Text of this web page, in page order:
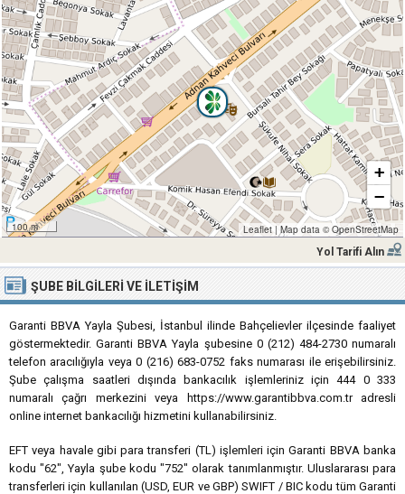
100 m
+
−
Leaflet | Map data ©OpenStreetMap
Yol Tarifi Alın
ŞUBE BILGILERI VE İLETIŞIM
Garanti BBVA Yayla Şubesi, İstanbul ilinde Bahçelievler ilçesinde faaliyet
göstermektedir. Garanti BBVA Yayla şubesine 0 (212) 484-2730 numaralı
telefon aracılığıyla veya 0 (216) 683-0752 faks numarası ile erişebilirsiniz.
Şube çalışma saatleri dışında bankacılık işlemleriniz için 444 0 333
numaralı çağrı merkezini veya https://www.garantibbva.com.tr adresli
online internet bankacılığı hizmetini kullanabilirsiniz.
EFT veya havale gibi para transferi (TL) işlemleri için Garanti BBVA banka
kodu "62", Yayla şube kodu "752" olarak tanımlanmıştır. Uluslararası para
transferleri için kullanılan (USD, EUR ve GBP) SWIFT / BIC kodu tüm Garanti